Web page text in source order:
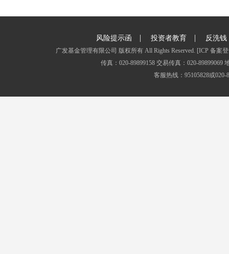
风险提示函 | 投资者教育 | 反洗钱
广发基金管理有限公司 版权所有 All Rights Reserved. [ICP 备案
传真：020-89899158 交易传真：020-
客服热线：95105828或020-